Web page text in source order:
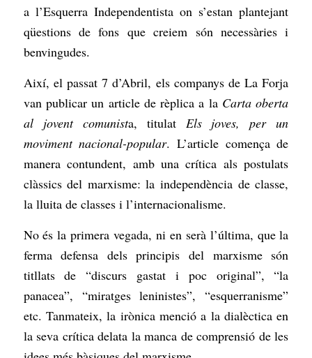
a l’Esquerra Independentista on s’estan plantejant
qüestions de fons que creiem són necessàries i
benvingudes.
Així, el passat 7 d’Abril, els companys de La Forja
van publicar un article de rèplica a la Carta oberta
al jovent comunista, titulat Els joves, per un
moviment nacional-popular. L’article comença de
manera contundent, amb una crítica als postulats
clàssics del marxisme: la independència de classe,
la lluita de classes i l’internacionalisme.
No és la primera vegada, ni en serà l’última, que la
ferma defensa dels principis del marxisme són
titllats de “discurs gastat i poc original”, “la
panacea”, “miratges leninistes”, “esquerranisme”
etc. Tanmateix, la irònica menció a la dialèctica en
la seva crítica delata la manca de comprensió de les